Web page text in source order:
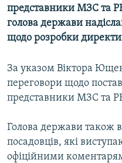
СПЕЦПРОЄКТИ
ПОДКАСТИ
РУС
УКР
ДОЛУЧАЙСЯ!
представники МЗС та
голова держави
щодо розробки
За указом Віктора
переговори щодо
представники МЗС та
Голова держави також
посадовців, які
офіційними